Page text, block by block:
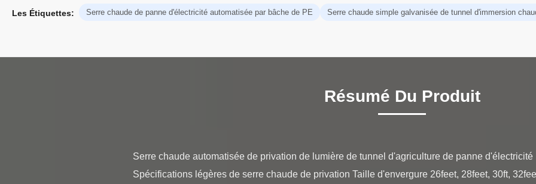
Les Étiquettes: Serre chaude de panne d'électricité automatisée par bâche de PE Serre chaude simple galvanisée de tunnel d'immersion
Résumé Du Produit
Serre chaude automatisée de privation de lumière de tunnel d'agriculture de panne
Spécifications légères de serre chaude de privation Taille d'envergure 26feet, 28feet, 30ft,